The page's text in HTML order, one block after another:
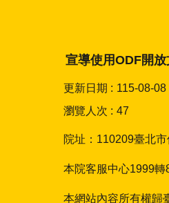
宣導使用ODF開
更新日期
115-08-08
瀏覽人次
47
院址：110209臺北
本院客服中心1999
本網站內容所有權歸